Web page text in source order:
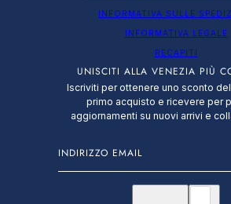
INFORMATIVA SULLE
INFORMATIVA LEGALE
RECAPITI
UNISCITI ALLA VENEZIA PIÙ
Iscriviti per ottenere uno sconto del
primo acquisto e ricevere per
aggiornamenti su nuovi arrivi e
Questo sito è protetto da